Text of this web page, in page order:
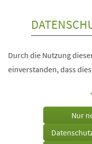
Durch die Nutzung
einverstanden, dass
Nur